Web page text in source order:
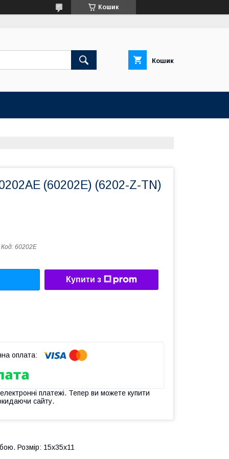
Кошик
Кошик
(60202Е) (6202-Z-TN)
Код: 60202Е
Купити з
платежі. Тепер ви можете купити
сайту.
Розмір: 15х35х11